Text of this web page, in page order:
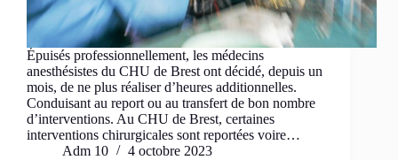
Épuisés professionnellement, les médecins
anesthésistes du CHU de Brest ont décidé, depuis un
mois, de ne plus réaliser d’heures additionnelles.
Conduisant au report ou au transfert de bon nombre
d’interventions. Au CHU de Brest, certaines
interventions chirurgicales sont reportées voire…
Adm 10
4 octobre 2023